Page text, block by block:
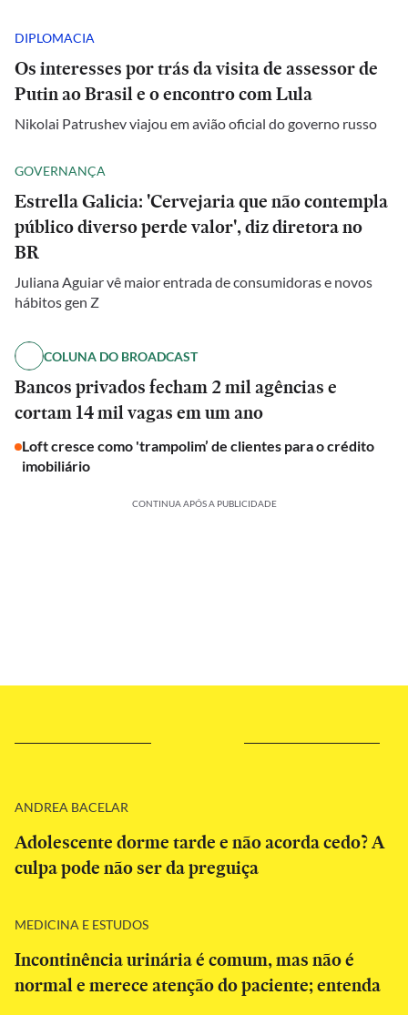
DIPLOMACIA
Os interesses por trás da visita de assessor de
Putin ao Brasil e o encontro com Lula
Nikolai Patrushev viajou em avião oficial do governo russo
GOVERNANÇA
Estrella Galicia: 'Cervejaria que não contempla
público diverso perde valor', diz diretora no
BR
Juliana Aguiar vê maior entrada de consumidoras e novos
hábitos gen Z
COLUNA DO BROADCAST
Bancos privados fecham 2 mil agências e
cortam 14 mil vagas em um ano
Loft cresce como 'trampolim’ de clientes para o crédito
imobiliário
CONTINUA APÓS A PUBLICIDADE
ANDREA BACELAR
Adolescente dorme tarde e não acorda cedo? A
culpa pode não ser da preguiça
MEDICINA E ESTUDOS
Incontinência urinária é comum, mas não é
normal e merece atenção do paciente; entenda